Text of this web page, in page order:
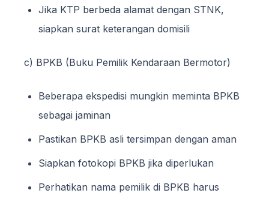
Jika KTP berbeda alamat dengan STNK,
siapkan surat keterangan domisili
c) BPKB (Buku Pemilik Kendaraan Bermotor)
Beberapa ekspedisi mungkin meminta BPKB
sebagai jaminan
Pastikan BPKB asli tersimpan dengan aman
Siapkan fotokopi BPKB jika diperlukan
Perhatikan nama pemilik di BPKB harus